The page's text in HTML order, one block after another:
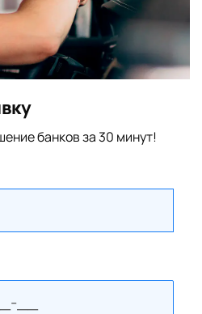
банков за 30 минут!